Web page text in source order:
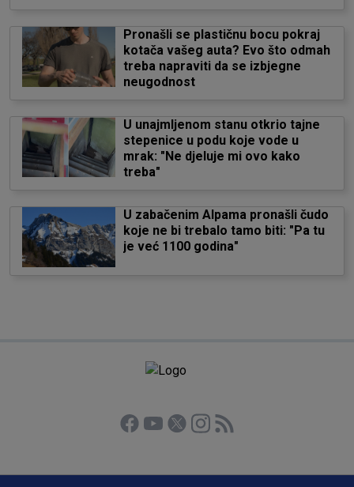
Pronašli se plastičnu bocu pokraj
kotača vašeg auta? Evo što odmah
treba napraviti da se izbjegne
neugodnost
U unajmljenom stanu otkrio tajne
stepenice u podu koje vode u
mrak: "Ne djeluje mi ovo kako
treba"
U zabačenim Alpama pronašli čudo
koje ne bi trebalo tamo biti: "Pa tu
je već 1100 godina"